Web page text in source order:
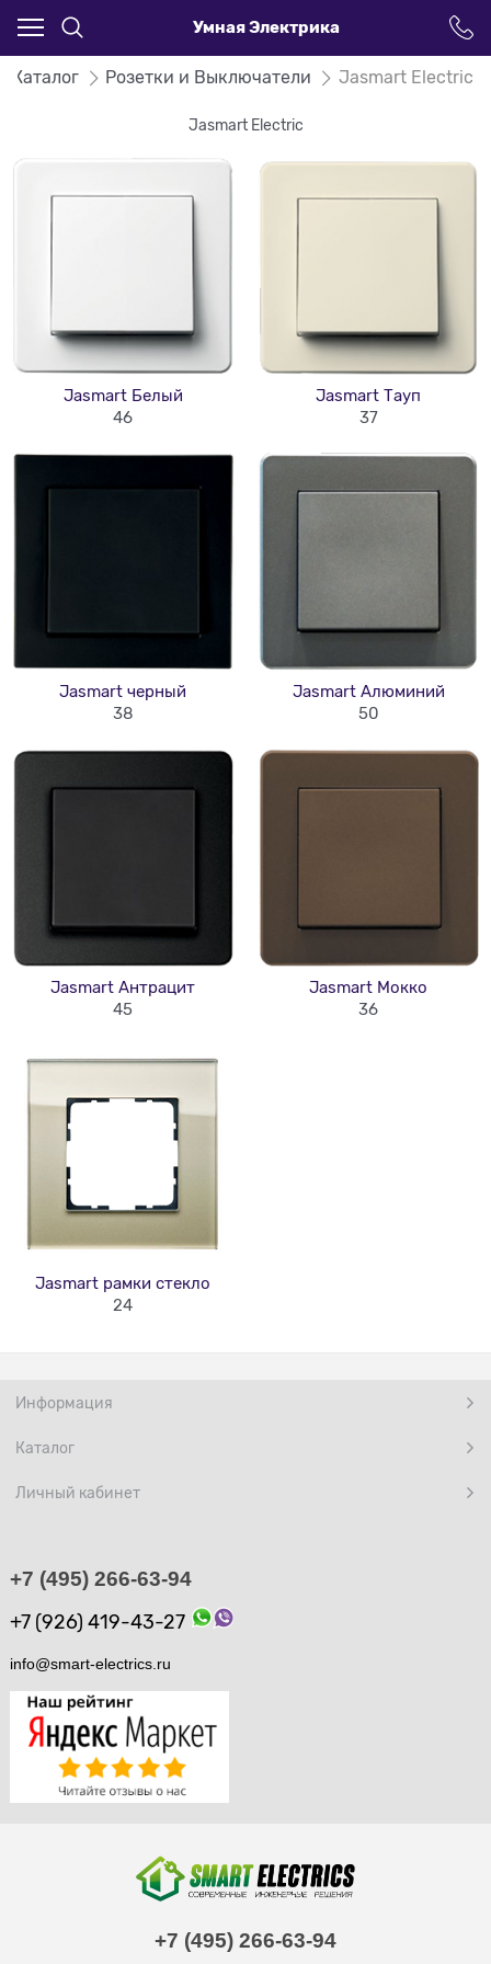
Умная Электрика
Каталог Розетки и Выключатели Jasmart Electric
Jasmart Electric
Jasmart Белый
46
Jasmart Тауп
37
Jasmart черный
38
Jasmart Алюминий
50
Jasmart Антрацит
45
Jasmart Мокко
36
Jasmart рамки стекло
24
Информация
Каталог
Личный кабинет
+7 (495) 266-63-94
+7 (926) 419-43-27
info@smart-electrics.ru
+7 (495) 266-63-94